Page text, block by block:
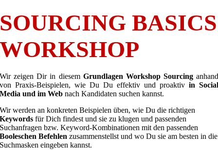
SOURCING BASICS
WORKSHOP
Wir zeigen Dir in diesem Grundlagen Workshop Sourcing anhand
von Praxis-Beispielen, wie Du Du effektiv und proaktiv in Social
Media und im Web nach Kandidaten suchen kannst.
Wir werden an konkreten Beispielen üben, wie Du die richtigen
Keywords für Dich findest und sie zu klugen und passenden
Suchanfragen bzw. Keyword-Kombinationen mit den passenden
Booleschen Befehlen zusammenstellst und wo Du sie am besten in die
Suchmasken eingeben kannst.